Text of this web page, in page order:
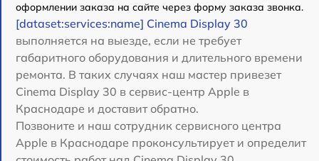
оформлении заказа на сайте через форму заказа звонка.
[dataset:services:name] Cinema Display 30
выполняется на выезде, если не требует
габаритного оборудования и длительного времени
ремонта. В таких случаях наш мастер привезет
Cinema Display 30 в сервис-центр Apple в
Краснодаре и доставит обратно.
Позвоните и наш сотрудник сервисного центра
Apple в Краснодаре проконсультирует и определит